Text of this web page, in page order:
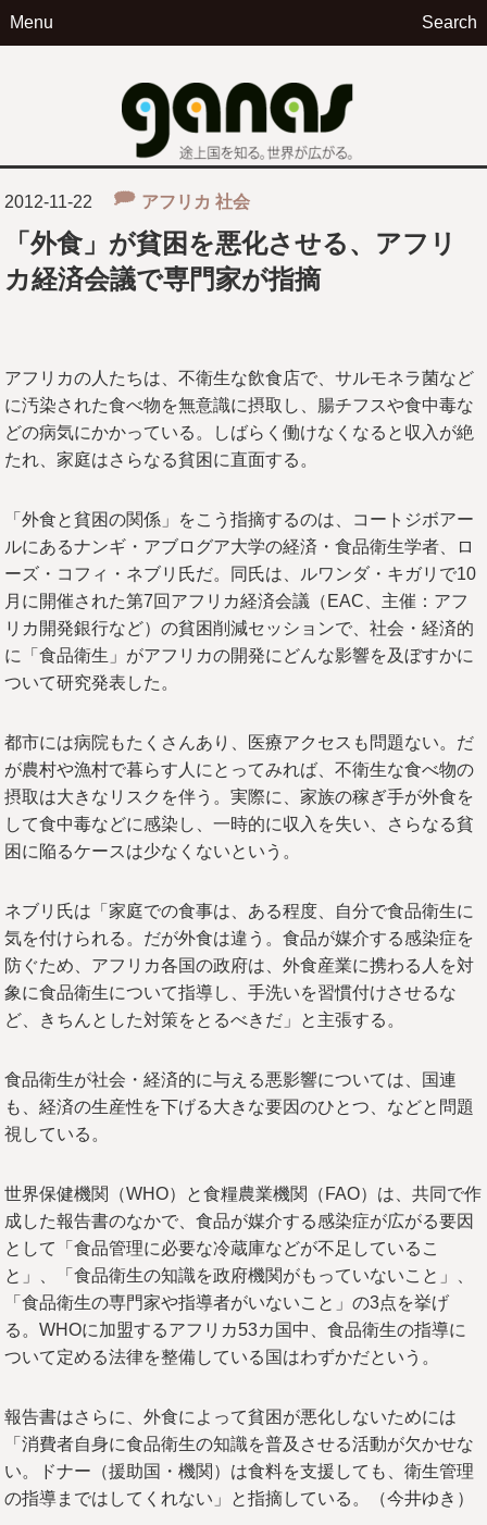
Menu Search
2012-11-22 アフリカ 社会
「外食」が貧困を悪化させる、アフリ
カ経済会議で専門家が指摘
アフリカの人たちは、不衛生な飲食店で、サルモネラ菌など
に汚染された食べ物を無意識に摂取し、腸チフスや食中毒な
どの病気にかかっている。しばらく働けなくなると収入が絶
たれ、家庭はさらなる貧困に直面する。
「外食と貧困の関係」をこう指摘するのは、コートジボアー
ルにあるナンギ・アブログア大学の経済・食品衛生学者、ロ
ーズ・コフィ・ネブリ氏だ。同氏は、ルワンダ・キガリで10
月に開催された第7回アフリカ経済会議（EAC、主催：アフ
リカ開発銀行など）の貧困削減セッションで、社会・経済的
に「食品衛生」がアフリカの開発にどんな影響を及ぼすかに
ついて研究発表した。
都市には病院もたくさんあり、医療アクセスも問題ない。だ
が農村や漁村で暮らす人にとってみれば、不衛生な食べ物の
摂取は大きなリスクを伴う。実際に、家族の稼ぎ手が外食を
して食中毒などに感染し、一時的に収入を失い、さらなる貧
困に陥るケースは少なくないという。
ネブリ氏は「家庭での食事は、ある程度、自分で食品衛生に
気を付けられる。だが外食は違う。食品が媒介する感染症を
防ぐため、アフリカ各国の政府は、外食産業に携わる人を対
象に食品衛生について指導し、手洗いを習慣付けさせるな
ど、きちんとした対策をとるべきだ」と主張する。
食品衛生が社会・経済的に与える悪影響については、国連
も、経済の生産性を下げる大きな要因のひとつ、などと問題
視している。
世界保健機関（WHO）と食糧農業機関（FAO）は、共同で作
成した報告書のなかで、食品が媒介する感染症が広がる要因
として「食品管理に必要な冷蔵庫などが不足しているこ
と」、「食品衛生の知識を政府機関がもっていないこと」、
「食品衛生の専門家や指導者がいないこと」の3点を挙げ
る。WHOに加盟するアフリカ53カ国中、食品衛生の指導に
ついて定める法律を整備している国はわずかだという。
報告書はさらに、外食によって貧困が悪化しないためには
「消費者自身に食品衛生の知識を普及させる活動が欠かせな
い。ドナー（援助国・機関）は食料を支援しても、衛生管理
の指導まではしてくれない」と指摘している。（今井ゆき）